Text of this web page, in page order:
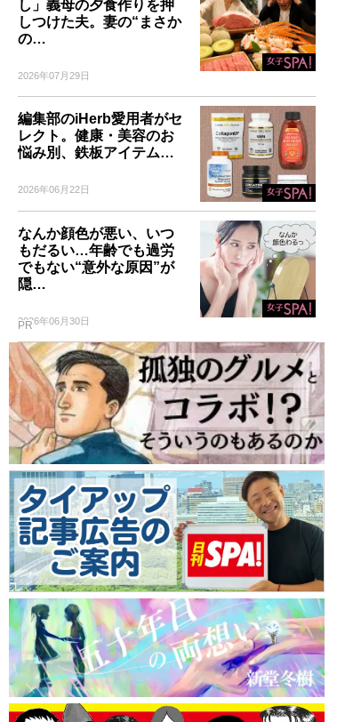
し」義母の夕食作りを押
しつけた夫。妻の“まさか
の…
2026年07月29日
編集部のiHerb愛用者がセ
レクト。健康・美容のお
悩み別、鉄板アイテム…
2026年06月22日
なんか顔色が悪い、いつ
もだるい…年齢でも過労
でもない“意外な原因”が
隠…
2026年06月30日
PR